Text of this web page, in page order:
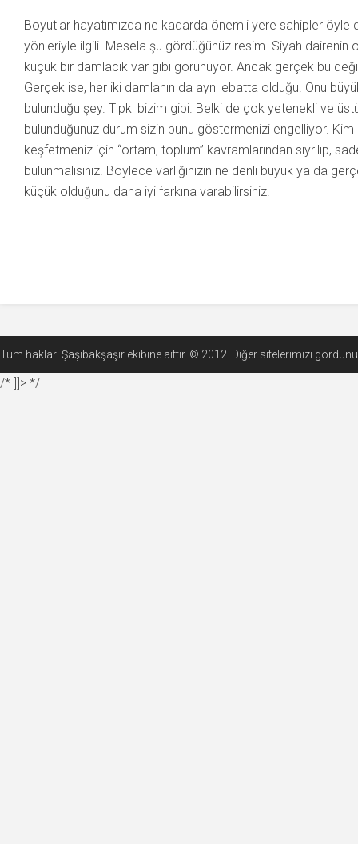
Boyutlar hayatımızda ne kadarda önemli yere sahipler öyle
yönleriyle ilgili. Mesela şu gördüğünüz resim. Siyah dairenin
küçük bir damlacık var gibi görünüyor. Ancak gerçek bu
Gerçek ise, her iki damlanın da aynı ebatta olduğu. Onu
bulunduğu şey. Tıpkı bizim gibi. Belki de çok yetenekli ve
bulunduğunuz durum sizin bunu göstermenizi engelliyor.
keşfetmeniz için “ortam, toplum” kavramlarından sıyrılıp,
bulunmalısınız. Böylece varlığınızın ne denli büyük ya da
küçük olduğunu daha iyi farkına varabilirsiniz.
Tüm hakları Şaşıbakşaşır ekibine aittir. © 2012. Diğer sitelerimizi
/* ]]> */